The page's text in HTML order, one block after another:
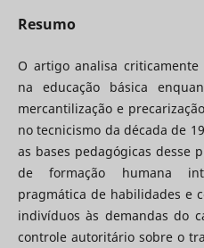
Resumo
O artigo analisa
na educação básica
mercantilização e
no tecnicismo da década de
as bases pedagógicas desse
de formação humana
pragmática de habilidades e
indivíduos às demandas do
controle autoritário sobre o